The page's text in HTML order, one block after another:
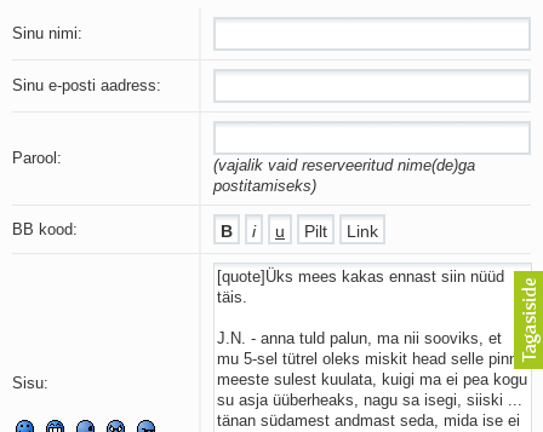
Ih-ih-hii ja ah-ah-haa
Päikeselapsed
Laul võimalusest
Nii vaikseks kõik on jäänud
Mis saab sellest loomusevalust
Avanemine
Elupõline kaja
Kassimäng
Sinu nimi:
Sinu e-posti aadress:
Parool:
(vajalik vaid reserveeritud nime(de)ga
postitamiseks)
BB kood:
Sisu: